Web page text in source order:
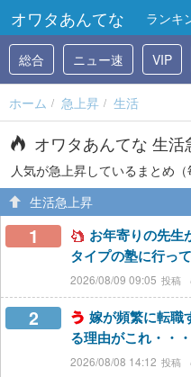
オワタあんてな ランキ
総合 ニュー速 VIP
ホーム 急上昇 生活
オワタあんてな 生活
人気が急上昇しているまとめ（
生活急上昇
1
お年寄りの先生
タイプの塾に行っ
2026/08/09 09:05
2
嫁が頻繁に転職
る理由がこれ・・・
2026/08/08 14:12